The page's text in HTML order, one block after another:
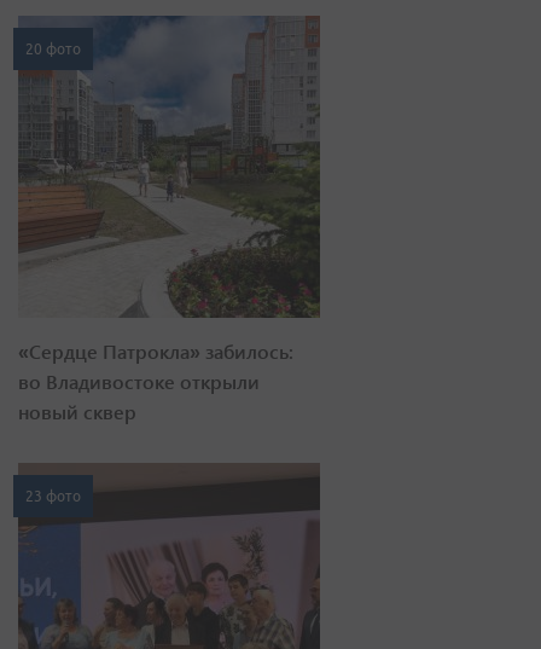
20 фото
«Сердце Патрокла» забилось:
во Владивостоке открыли
новый сквер
23 фото